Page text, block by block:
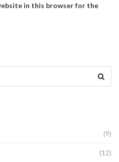
in this browser for the
(9)
(12)